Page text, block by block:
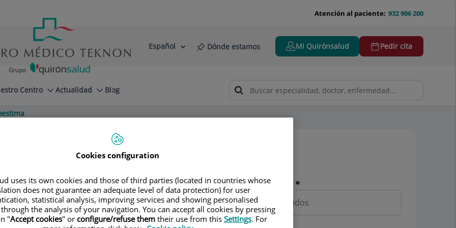
932 906 200
Atención al paciente:
Selector
Idioma
Español Dónde estamos Mi Quirónsalud Pedir cita
Centro Actualidad Blog
ADULTOSPSIQUIATRÍA INFANTIL Y ADOLESCENTE
Nombre y apellidos
Cookies configuration
uses its own cookies and those of third parties (located in countries whose
does not guarantee an adequate level of data protection) for user
statistical analysis, improving services and showing personalised
the analysis of your navigation. You can accept all cookies by pressing
"Accept cookies" or configure/refuse themtheir use from this Settings. For